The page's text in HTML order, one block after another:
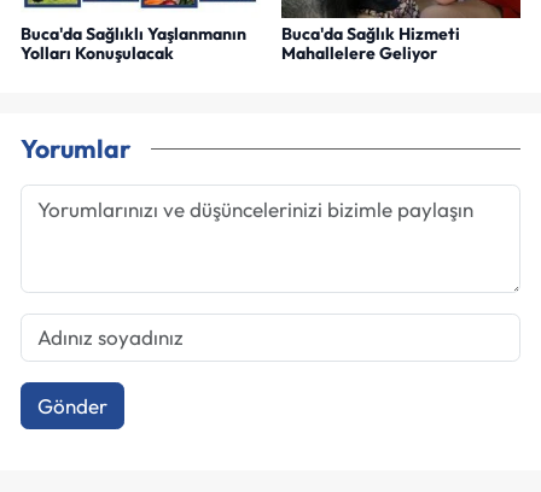
Buca'da Sağlıklı Yaşlanmanın
Yolları Konuşulacak
Buca'da Sağlık Hizmeti
Mahallelere Geliyor
Yorumlar
Gönder